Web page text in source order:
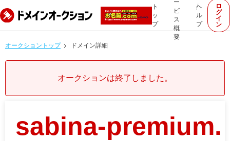
ト
ッ
プ
ー
ビ
ス
概
要
ヘ
ル
プ
ロ
グ
イ
ン
オークショントップ ドメイン詳細
オークションは終了しました。
sabina-premium.